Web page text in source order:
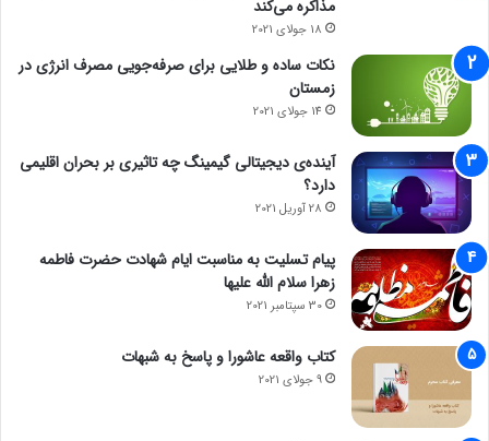
مذاکره می‌کند
18 جولای 2021
نکات ساده و طلایی برای صرفه‌جویی مصرف انرژی در
زمستان
14 جولای 2021
آینده‌ی دیجیتالی گیمینگ چه تاثیری بر بحران اقلیمی
دارد؟
28 آوریل 2021
پیام تسلیت به مناسبت ایام شهادت حضرت فاطمه
زهرا سلام الله علیها
30 سپتامبر 2021
کتاب واقعه عاشورا و پاسخ به شبهات
9 جولای 2021